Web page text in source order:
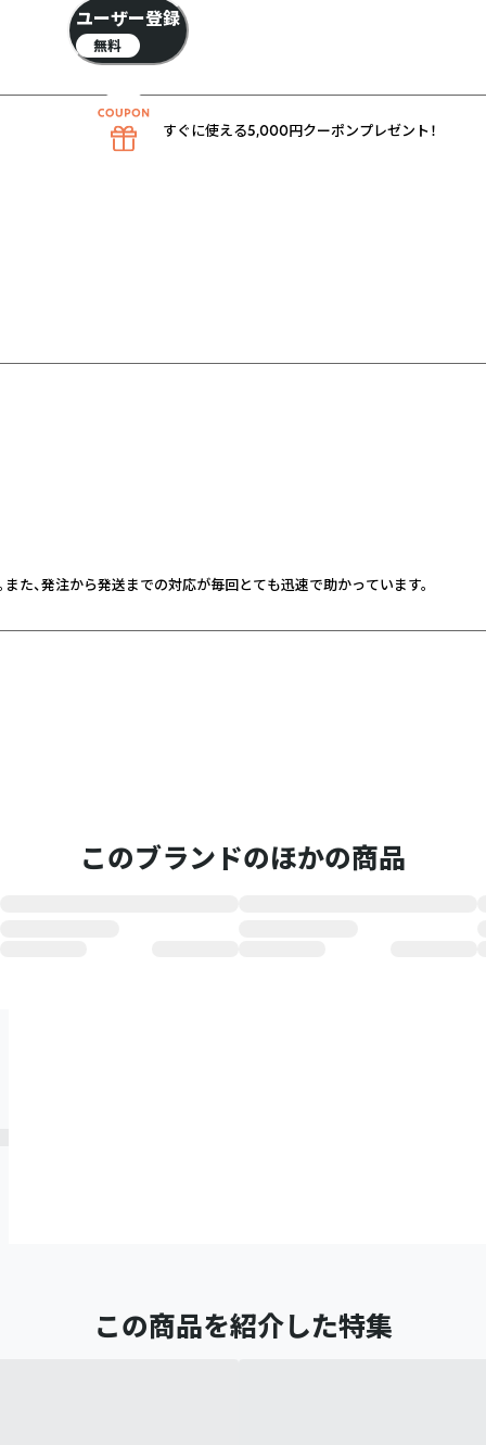
た、発注から発送までの対応が毎回とても迅速で助かっています。
このブランドのほかの商品
この商品を紹介した特集
ユーザー登録
無料
すぐに使える5,000円クーポンプレゼント！